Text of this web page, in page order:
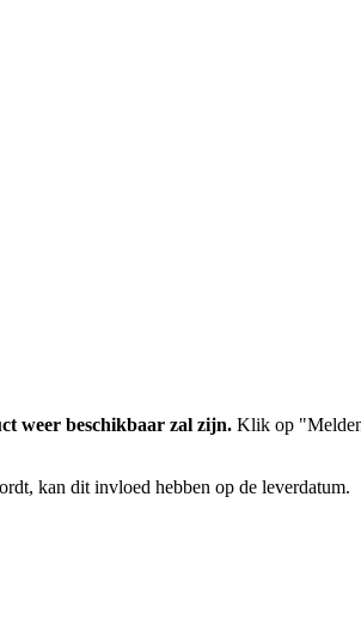
weer beschikbaar zal zijn. Klik op
kan dit invloed hebben op de leverdatum.